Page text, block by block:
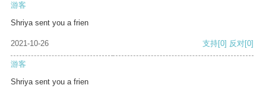
游客
Shriya sent you a frien
2021-10-26 支持[0] 反对[0]
游客
Shriya sent you a frien